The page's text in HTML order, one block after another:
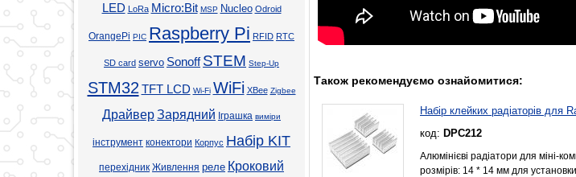
LED LoRa Micro:Bit MSP Nucleo Odroid
OrangePi PIC Raspberry Pi RFID RTC
SD card servo Sonoff STEM Step-Up
STM32 TFT LCD Wi-Fi WiFi XBee Zigbee
ДрайверЗарядний Іграшка виміри
інструмент конектори Корпус Набір KIT
перехідник Живлення реле Кроковий
Також рекомендуємо ознайомитися:
Набір клейких радіаторів для
код: DPC212
Алюмінієві радіатори для міні-
розмірів: 14 * 14 мм для